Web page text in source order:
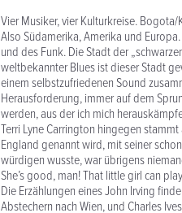
Vier Musiker, vier Kulturkreise.
Also Südamerika, Amerika und
und des Funk. Die Stadt der
weltbekannter Blues ist dieser Stadt
einem selbstzufriedenen Sound
Herausforderung, immer auf dem
werden, aus der ich mich
Terri Lyne Carrington hingegen
England genannt wird, mit seiner
würdigen wusste, war übrigens
She’s good, man! That little girl can
Die Erzählungen eines John Irving
Abstechern nach Wien, und Charles